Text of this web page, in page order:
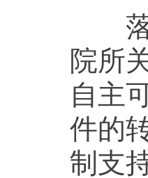
落
院所
自主
件的
制支